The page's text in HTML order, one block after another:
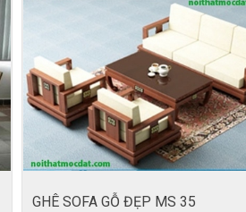
GHÊ SOFA GỖ ĐẸP MS 35